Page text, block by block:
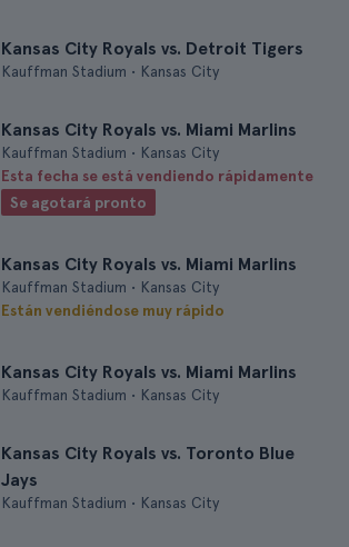
Kansas City Royals vs. Detroit Tigers
Kauffman Stadium • Kansas City
Kansas City Royals vs. Miami Marlins
Kauffman Stadium • Kansas City
Esta fecha se está vendiendo rápidamente
Se agotará pronto
Kansas City Royals vs. Miami Marlins
Kauffman Stadium • Kansas City
Están vendiéndose muy rápido
Kansas City Royals vs. Miami Marlins
Kauffman Stadium • Kansas City
Kansas City Royals vs. Toronto Blue
Jays
Kauffman Stadium • Kansas City